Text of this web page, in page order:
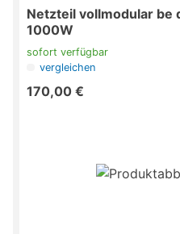
Netzteil vollmodular be
1000W
sofort verfügbar
vergleichen
170,00 €